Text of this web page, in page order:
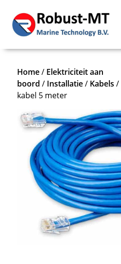
Home/ Elektriciteit aan
boord / Installatie/ Kabels /
kabel 5 meter